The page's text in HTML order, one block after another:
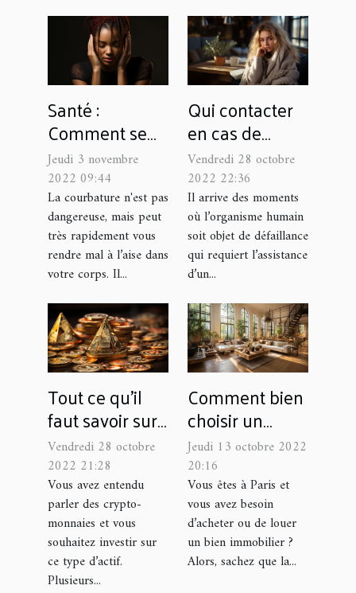
Santé :
Comment se
débarrasser
des
courbatures
rapidement ?
Jeudi 3 novembre
2022 09:44
La courbature n'est pas
dangereuse, mais peut
très rapidement vous
rendre mal à l’aise dans
votre corps. Il...
Qui contacter
en cas de
malaise ?
Vendredi 28 octobre
2022 22:36
Il arrive des moments
où l’organisme humain
soit objet de défaillance
qui requiert l’assistance
d’un...
Tout ce qu'il
faut savoir sur
l'échange de
crypto-
monnaies
Vendredi 28 octobre
2022 21:28
Vous avez entendu
parler des crypto-
monnaies et vous
souhaitez investir sur
ce type d’actif.
Plusieurs...
Comment bien
choisir un
chasseur
d’appartement
à Paris ?old
Jeudi 13 octobre 2022
20:16
Vous êtes à Paris et
vous avez besoin
d’acheter ou de louer
un bien immobilier ?
Alors, sachez que la...